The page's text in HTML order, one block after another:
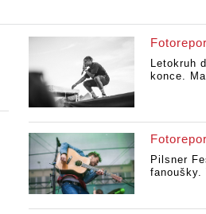
Letokruh
konce.
Pilsner
fanoušky.